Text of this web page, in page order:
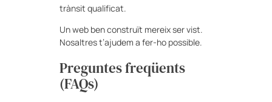
trànsit qualificat.
Un web ben construït mereix ser vist.
Nosaltres t’ajudem a fer-ho possible.
Preguntes freqüents
(FAQs)